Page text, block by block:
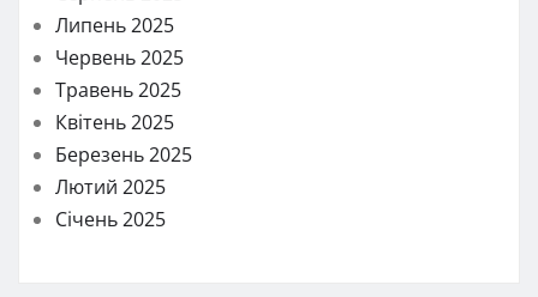
Липень 2025
Червень 2025
Травень 2025
Квітень 2025
Березень 2025
Лютий 2025
Січень 2025